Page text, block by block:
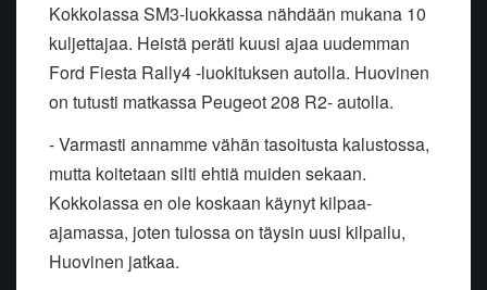
Kokkolassa SM3-luokkassa nähdään mukana 10
kuljettajaa. Heistä peräti kuusi ajaa uudemman
Ford Fiesta Rally4 -luokituksen autolla. Huovinen
on tutusti matkassa Peugeot 208 R2- autolla.
- Varmasti annamme vähän tasoitusta kalustossa,
mutta koitetaan silti ehtiä muiden sekaan.
Kokkolassa en ole koskaan käynyt kilpaa-
ajamassa, joten tulossa on täysin uusi kilpailu,
Huovinen jatkaa.